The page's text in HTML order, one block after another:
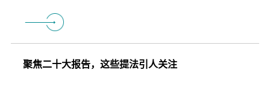
聚焦二十大报告，这些提法引人关注